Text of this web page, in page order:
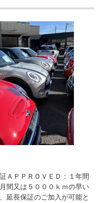
ＡＰＰＲＯＶＥＤ：１年間
間又は５０００ｋｍの早い
延長保証のご加入が可能と